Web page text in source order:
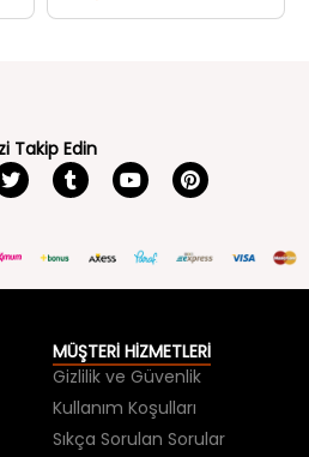
Takip Edin
MÜŞTERİ HİZMETLERİ
Gizlilik ve Güvenlik
Kullanım Koşulları
Sıkça Sorulan Sorular